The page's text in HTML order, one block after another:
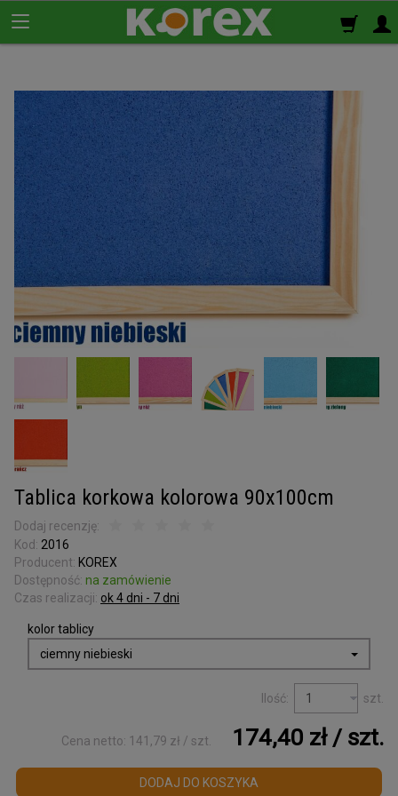
Korek ścienny
Płyty korkowe
Rolki korkowe
Podkład korkowy
pod panele
Korek izolacyjny
Izolacja termiczno-akustyczna
Korek samoprzylepny
Klej do korka
Kora surowa
Wyprzedaż
Torby z korka
i galanteria
Akcesoria
Korek dylatacyjny
Korki do butelek
Tablica korkowa kolorowa 90x100cm
Dodaj recenzję:
Kod: 2016
Producent: KOREX
Dostępność: na zamówienie
Czas realizacji: ok 4 dni - 7 dni
kolor tablicy
ciemny niebieski
Ilość: szt.
Cena netto: 141,79 zł / szt. 174,40 zł/ szt.
DODAJ DO KOSZYKA